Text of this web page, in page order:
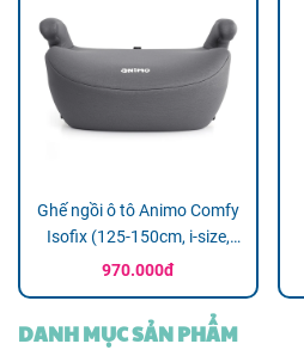
Ghế ngồi ô tô Animo Comfy
Isofix (125-150cm, i-size,
K11, Steel Gray, Booster)
970.000đ
DANH MỤC SẢN PHẨM